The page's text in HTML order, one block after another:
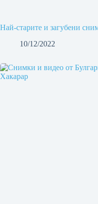
Най-старите и загубени
10/12/2022